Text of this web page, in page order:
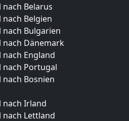
Belarus
Belgien
Bulgarien
Dänemark
England
nach Portugal
Bosnien
nach Irland
Lettland